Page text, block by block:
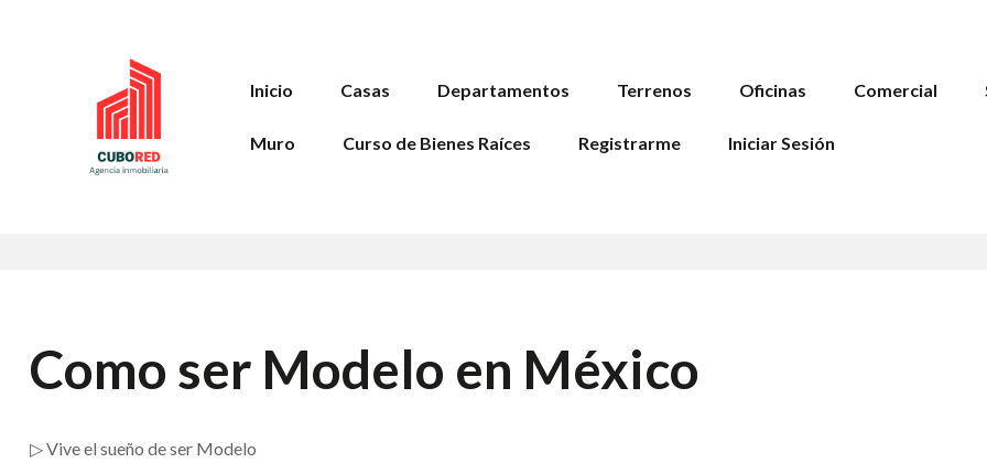
Inicio Casas Departamentos Terrenos Oficinas Comercial
Muro Curso de Bienes Raíces Registrarme Iniciar Sesión
Como ser Modelo en México
▷ Vive el sueño de ser Modelo